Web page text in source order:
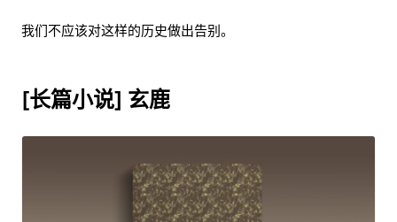
我们不应该对这样的历史做出告别。
[长篇小说] 玄鹿